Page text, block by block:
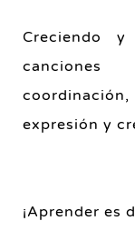
Creciendo
expresión y
¡Aprender es